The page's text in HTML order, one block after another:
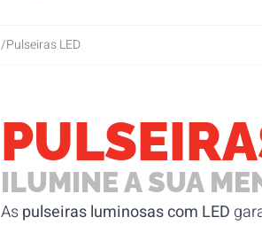
/Pulseiras LED
ILUMINE A SUA
Aspulseiras luminosas com LED